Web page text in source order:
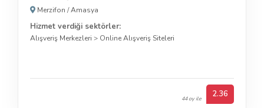
Merzifon /Amasya
Hizmet verdiği sektörler:
Alışveriş Merkezleri > Online Alışveriş Siteleri
44 oy ile 2.36